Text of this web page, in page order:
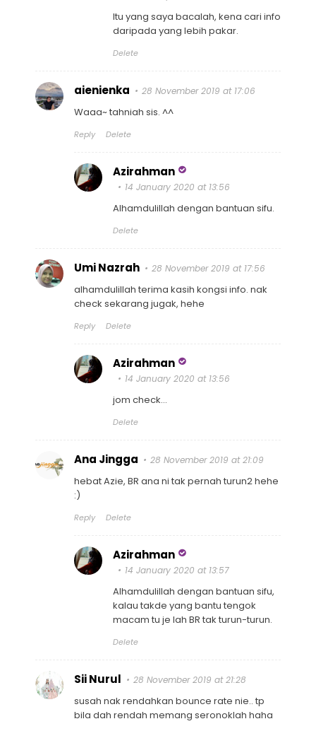
Itu yang saya bacalah, kena cari info
daripada yang lebih pakar.
Delete
aienienka 28 November 2019 at 17:06
Waaa~ tahniah sis. ^^
Reply Delete
Azirahman
14 January 2020 at 13:56
Alhamdulillah dengan bantuan sifu.
Delete
Umi Nazrah 28 November 2019 at 17:56
alhamdulillah terima kasih kongsi info. nak
check sekarang jugak, hehe
Reply Delete
Azirahman
14 January 2020 at 13:56
jom check...
Delete
Ana Jingga 28 November 2019 at 21:09
hebat Azie, BR ana ni tak pernah turun2 hehe
:)
Reply Delete
Azirahman
14 January 2020 at 13:57
Alhamdulillah dengan bantuan sifu,
kalau takde yang bantu tengok
macam tu je lah BR tak turun-turun.
Delete
Sii Nurul 28 November 2019 at 21:28
susah nak rendahkan bounce rate nie.. tp
bila dah rendah memang seronoklah haha